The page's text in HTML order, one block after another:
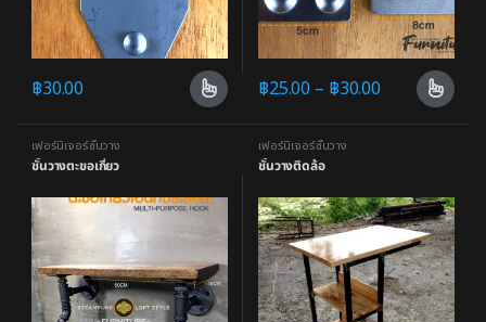
฿30.00 ฿25.00 – ฿30.00
เฟอร์นิเจอร์ชั้นวาง
ชั้นวางตะขอเกี่ยว
เฟอร์นิเจอร์ชั้นวาง
ชั้นวางติดล้อ